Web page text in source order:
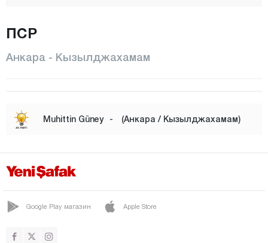
ЭЛЬМАДАГ
ГЮДЮЛЬ
ХАЙМАНА
КАЛЕДЖИК
KAZAN
КЕЧИОРЕН
ПСР
Анкара - Кызылджахамам
Muhittin Güney - (Анкара / Кызылджахамам)
Google Play магазин Apple Store